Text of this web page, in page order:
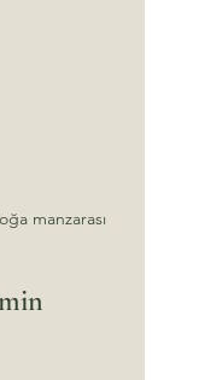
manzarası